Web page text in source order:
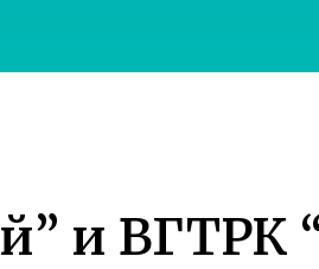
и ВГТРК